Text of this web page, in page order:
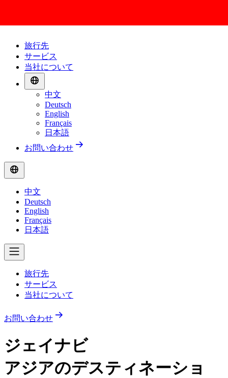
旅行先
サービス
当社について
中文
Deutsch
English
Français
日本語
お問い合わせ
中文
Deutsch
English
Français
日本語
旅行先
サービス
当社について
お問い合わせ
ジェイナビ
アジアのデスティネーショ